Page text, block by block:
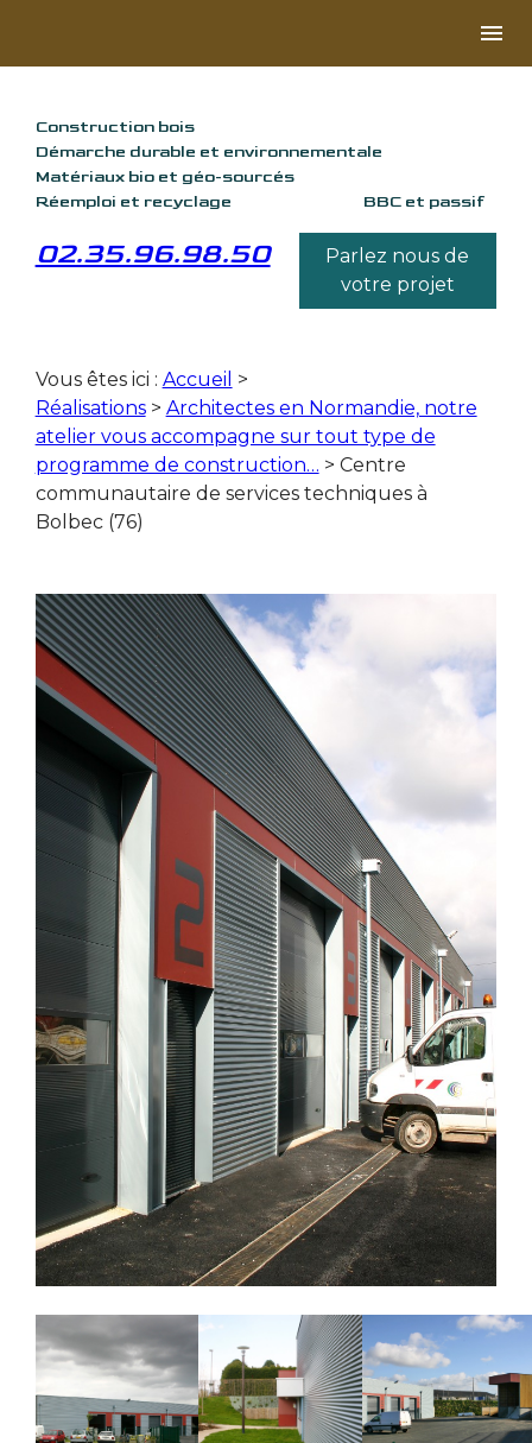
menu
Construction bois
Démarche durable et environnementale
Matériaux bio et géo-sourcés
Réemploi et recyclage
BBC et passif
02.35.96.98.50
Parlez nous de
votre projet
Vous êtes ici : Accueil >
Réalisations> Architectes en Normandie, notre
atelier vous accompagne sur tout type de
programme de construction… > Centre
communautaire de services techniques à
Bolbec (76)